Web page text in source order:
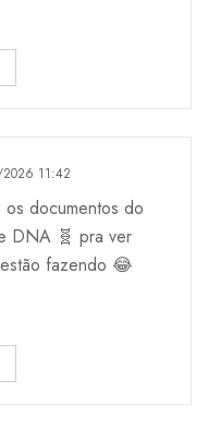
11:42
os documentos do
DNA 🧬 pra ver
fazendo 😂